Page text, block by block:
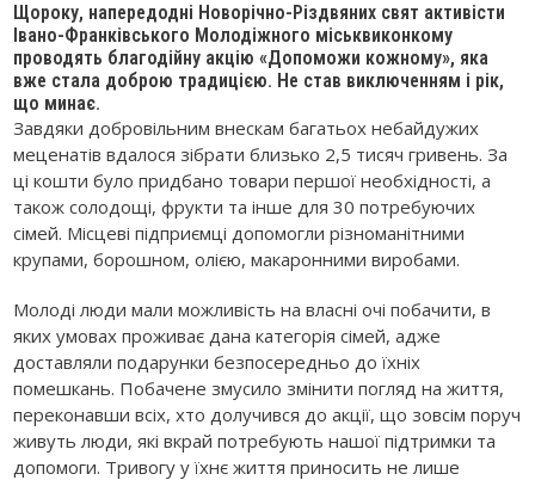
Щороку, напередодні Новорічно-Різдвяних свят активісти
Івано-Франківського Молодіжного міськвиконкому
проводять благодійну акцію «Допоможи кожному», яка
вже стала доброю традицією. Не став виключенням і рік,
що минає.
Завдяки добровільним внескам багатьох небайдужих
меценатів вдалося зібрати близько 2,5 тисяч гривень. За
ці кошти було придбано товари першої необхідності, а
також солодощі, фрукти та інше для 30 потребуючих
сімей. Місцеві підприємці допомогли різноманітними
крупами, борошном, олією, макаронними виробами.
Молоді люди мали можливість на власні очі побачити, в
яких умовах проживає дана категорія сімей, адже
доставляли подарунки безпосередньо до їхніх
помешкань. Побачене змусило змінити погляд на життя,
переконавши всіх, хто долучився до акції, що зовсім поруч
живуть люди, які вкрай потребують нашої підтримки та
допомоги. Тривогу у їхнє життя приносить не лише